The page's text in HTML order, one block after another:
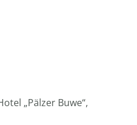
„Pälzer Buwe“,